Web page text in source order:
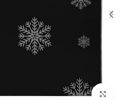
بزرگنمایی تصویر